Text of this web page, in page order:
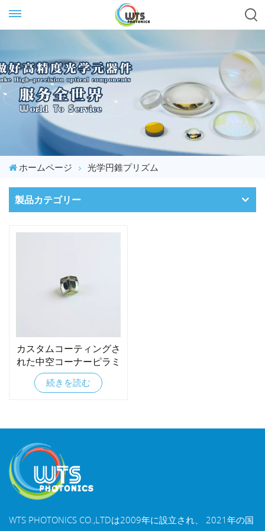
ホームページ 光学円錐プリズム
製品カテゴリー
カスタムコーティングさ
れた中空コーナーピラミ
ッドリフレクター
続きを読む
WTS PHOTONICS CO.,LTDは2009年に設立され、 2021年の国